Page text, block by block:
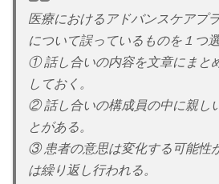
医療におけるアドバンスケアプ
について誤っているものを１つ選
① 話し合いの内容を文章にまと
しておく。
② 話し合いの構成員の中に親し
とがある。
③ 患者の意思は変化する可能性
は繰り返し行われる。